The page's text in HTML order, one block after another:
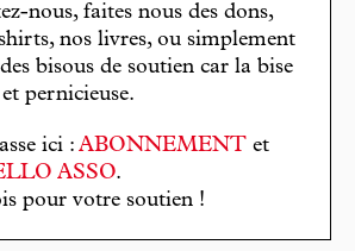
nous, faites nous des dons,
nos livres, ou simplement
bisous de soutien car la bise
pernicieuse.
ici : ABONNEMENT et
ASSO.
pour votre soutien !